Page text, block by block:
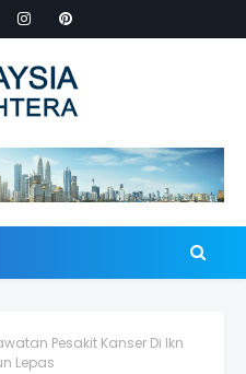
Pesakit Kanser Di Ikn
Lepas